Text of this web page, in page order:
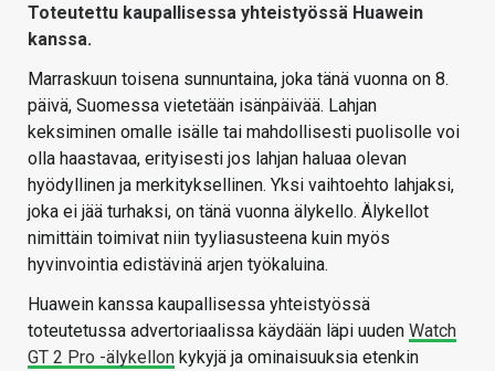
Toteutettu kaupallisessa yhteistyössä Huawein
kanssa.
Marraskuun toisena sunnuntaina, joka tänä vuonna on 8.
päivä, Suomessa vietetään isänpäivää. Lahjan
keksiminen omalle isälle tai mahdollisesti puolisolle voi
olla haastavaa, erityisesti jos lahjan haluaa olevan
hyödyllinen ja merkityksellinen. Yksi vaihtoehto lahjaksi,
joka ei jää turhaksi, on tänä vuonna älykello. Älykellot
nimittäin toimivat niin tyyliasusteena kuin myös
hyvinvointia edistävinä arjen työkaluina.
Huawein kanssa kaupallisessa yhteistyössä
toteutetussa advertoriaalissa käydään läpi uuden Watch
GT 2 Pro -älykellon kykyjä ja ominaisuuksia etenkin